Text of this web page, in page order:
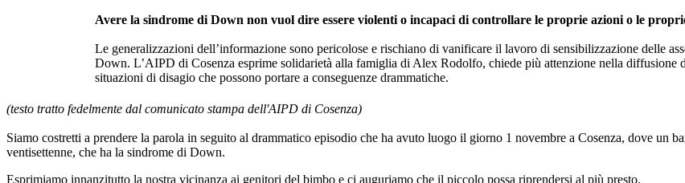
Avere la sindrome di Down non vuol dire essere violenti o incapaci di controllare le proprie azioni o le
Le generalizzazioni dell’informazione sono pericolose e rischiano di vanificare il lavoro di sensibilizzazione delle
Down. L’AIPD di Cosenza esprime solidarietà alla famiglia di Alex Rodolfo, chiede più attenzione nella diffusione
situazioni di disagio che possono portare a conseguenze drammatiche.
(testo tratto fedelmente dal comunicato stampa dell'AIPD di Cosenza)
Siamo costretti a prendere la parola in seguito al drammatico episodio che ha avuto luogo il giorno 1 novembre a Cosenza, dove un
ventisettenne, che ha la sindrome di Down.
Esprimiamo innanzitutto la nostra vicinanza ai genitori del bimbo e ci auguriamo che il piccolo possa riprendersi al più presto.